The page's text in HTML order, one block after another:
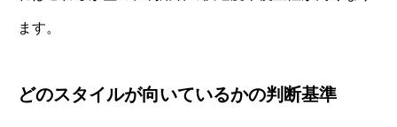
ます。
どのスタイルが向いているかの判断基準